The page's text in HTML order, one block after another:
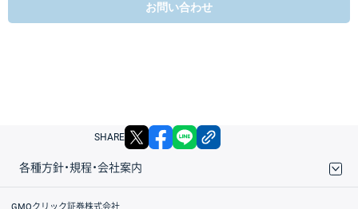
お問い合わせ
SHARE X facebook
各種方針・規程・会社案内
取引規程・約款
サイトマップ
その他のご案内
個人情報保護方針
最良執行方針
サイトのご利用について
ディスクレイマー
信託保全
リスク説明
会社案内
GMOクリック証券株式会社